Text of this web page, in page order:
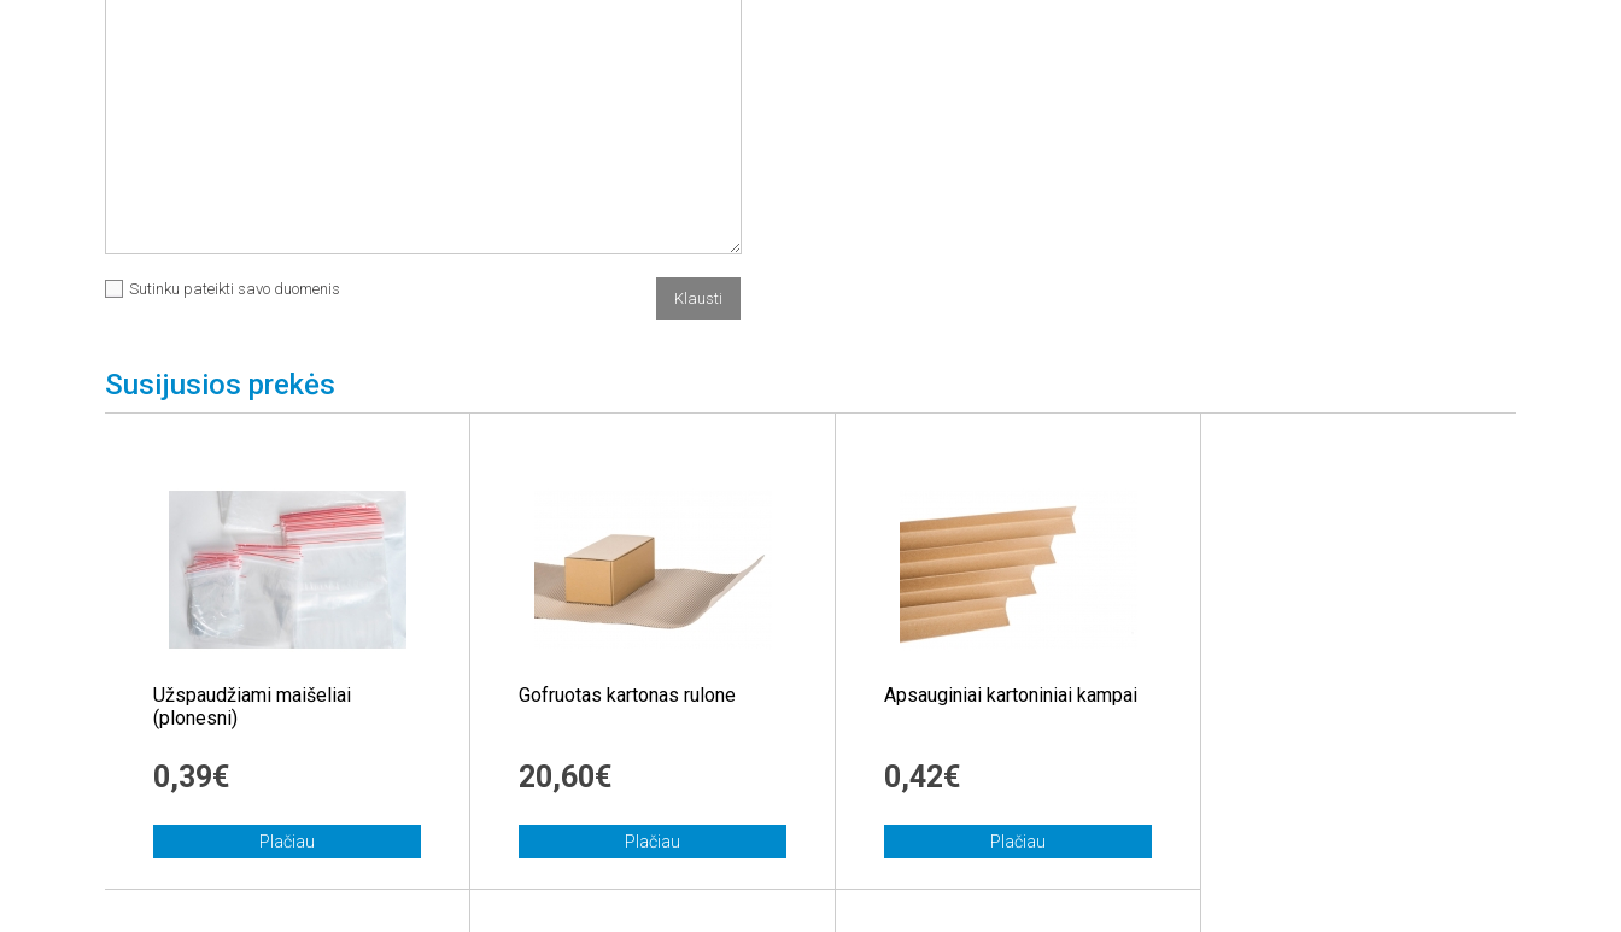
Sutinku pateikti savo duomenis
Susijusios prekės
Užspaudžiami maišeliai
(plonesni)
0,39€
Plačiau
Gofruotas kartonas rulone
20,60€
Plačiau
Apsauginiai kartoniniai kampai
0,42€
Plačiau